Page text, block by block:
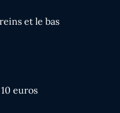
et le bas
euros